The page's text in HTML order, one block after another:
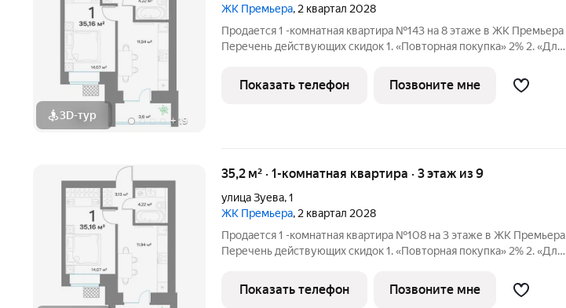
3D-тур + 19
ЖК Премьера, 2 квартал 2028
Продается 1 -комнатная квартира №143 на 8 этаже в ЖК Премьера
Перечень действующих скидок 1. «Повторная покупка» 2% 2. «Для
большая скидка» от 1% до 3% По каждому виду скидок требуются
Показать телефон Позвоните мне
35,2 м² · 1-комнатная квартира · 3 этаж из 9
улица Зуева,1
ЖК Премьера, 2 квартал 2028
Продается 1 -комнатная квартира №108 на 3 этаже в ЖК Премьера
Перечень действующих скидок 1. «Повторная покупка» 2% 2. «Для
большая скидка» от 1% до 3% По каждому виду скидок требуются
Показать телефон Позвоните мне